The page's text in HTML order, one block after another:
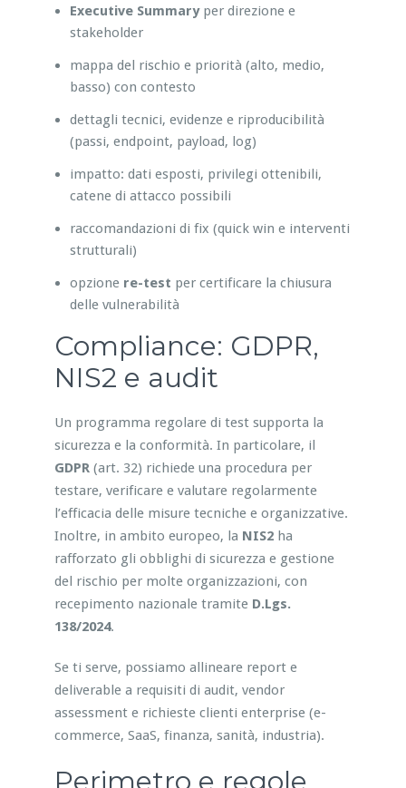
Executive Summaryper direzione e
stakeholder
mappa del rischio e priorità (alto, medio,
basso) con contesto
dettagli tecnici, evidenze e riproducibilità
(passi, endpoint, payload, log)
impatto: dati esposti, privilegi ottenibili,
catene di attacco possibili
raccomandazioni di fix (quick win e interventi
strutturali)
opzione re-test per certificare la chiusura
delle vulnerabilità
Compliance: GDPR,
NIS2 e audit
Un programma regolare di test supporta la
sicurezza e la conformità. In particolare, il
GDPR(art. 32) richiede una procedura per
testare, verificare e valutare regolarmente
l’efficacia delle misure tecniche e organizzative.
Inoltre, in ambito europeo, la NIS2ha
rafforzato gli obblighi di sicurezza e gestione
del rischio per molte organizzazioni, con
recepimento nazionale tramite D.Lgs.
138/2024.
Se ti serve, possiamo allineare report e
deliverable a requisiti di audit, vendor
assessment e richieste clienti enterprise (e-
commerce, SaaS, finanza, sanità, industria).
Perimetro e regole